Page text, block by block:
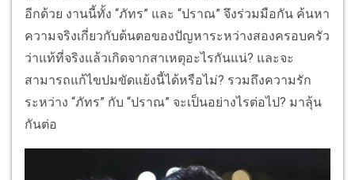
อีกด้วย งานนี้ทั้ง “ภัทร” และ “ปราณ” จึงร่วมมือกัน ค้นหา
ความจริงเกี่ยวกับต้นตอของปัญหาระหว่างสองครอบครัว
ว่าแท้ที่จริงแล้วเกิดจากสาเหตุอะไรกันแน่? และจะ
สามารถแก้ไขปมขัดแย้งนี้ได้หรือไม่? รวมถึงความรัก
ระหว่าง “ภัทร” กับ “ปราณ” จะเป็นอย่างไรต่อไป? มาลุ้น
กันต่อ